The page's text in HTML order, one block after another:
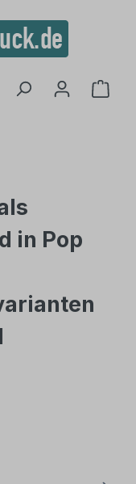
in Pop